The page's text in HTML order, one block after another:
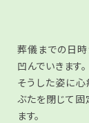
葬儀までの日
凹んでいきます。
そうした姿に
ぶたを閉じて
ます。